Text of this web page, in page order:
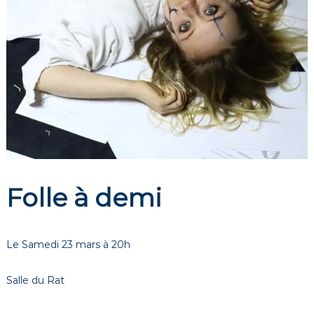
é
t
h
é
â
t
i
Folle à demi
Le Samedi 23 mars à 20h
Salle du Rat